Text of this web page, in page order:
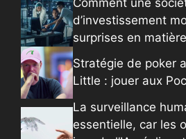
d’investissement
surprises en
Stratégie de poker
Little : jouer aux
La surveillance
essentielle, car les